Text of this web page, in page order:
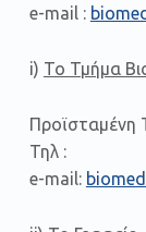
e-mail :
i) Το Τμήμα
Προϊσταμένη
Τηλ :
e-mail: